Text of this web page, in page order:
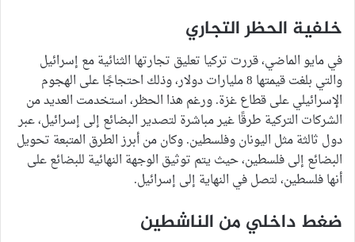
خلفية الحظر التجاري
في مايو الماضي، قررت تركيا تعليق تجارتها الثنائية مع إسرائيل
والتي بلغت قيمتها 8 مليارات دولار، وذلك احتجاجًا على الهجوم
الإسرائيلي على قطاع غزة. ورغم هذا الحظر، استخدمت العديد من
الشركات التركية طرقًا غير مباشرة لتصدير البضائع إلى إسرائيل، عبر
دول ثالثة مثل اليونان وفلسطين. وكان من أبرز الطرق المتبعة تحويل
البضائع إلى فلسطين، حيث يتم توثيق الوجهة النهائية للبضائع على
أنها فلسطين، لتصل في النهاية إلى إسرائيل.
ضغط داخلي من الناشطين